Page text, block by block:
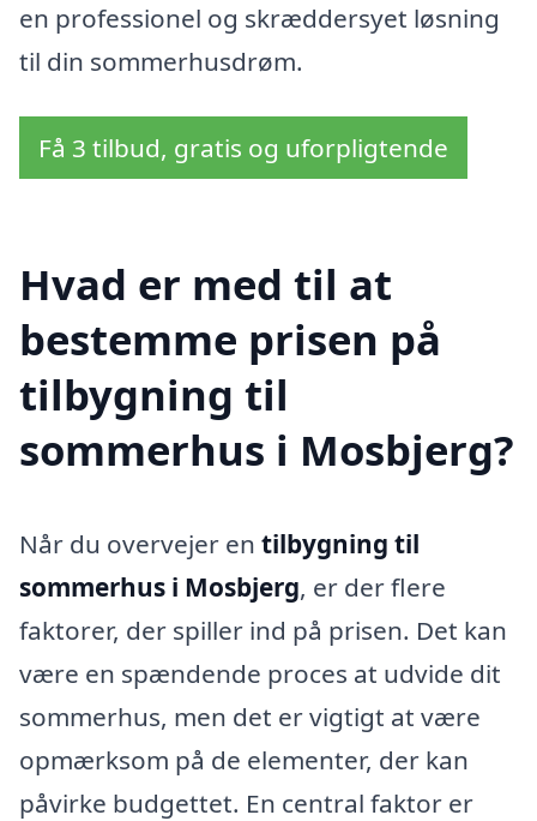
en professionel og skræddersyet løsning
til din sommerhusdrøm.
Få 3 tilbud, gratis og uforpligtende
Hvad er med til at
bestemme prisen på
tilbygning til
sommerhus i Mosbjerg?
Når du overvejer en tilbygning til
sommerhus i Mosbjerg, er der flere
faktorer, der spiller ind på prisen. Det kan
være en spændende proces at udvide dit
sommerhus, men det er vigtigt at være
opmærksom på de elementer, der kan
påvirke budgettet. En central faktor er